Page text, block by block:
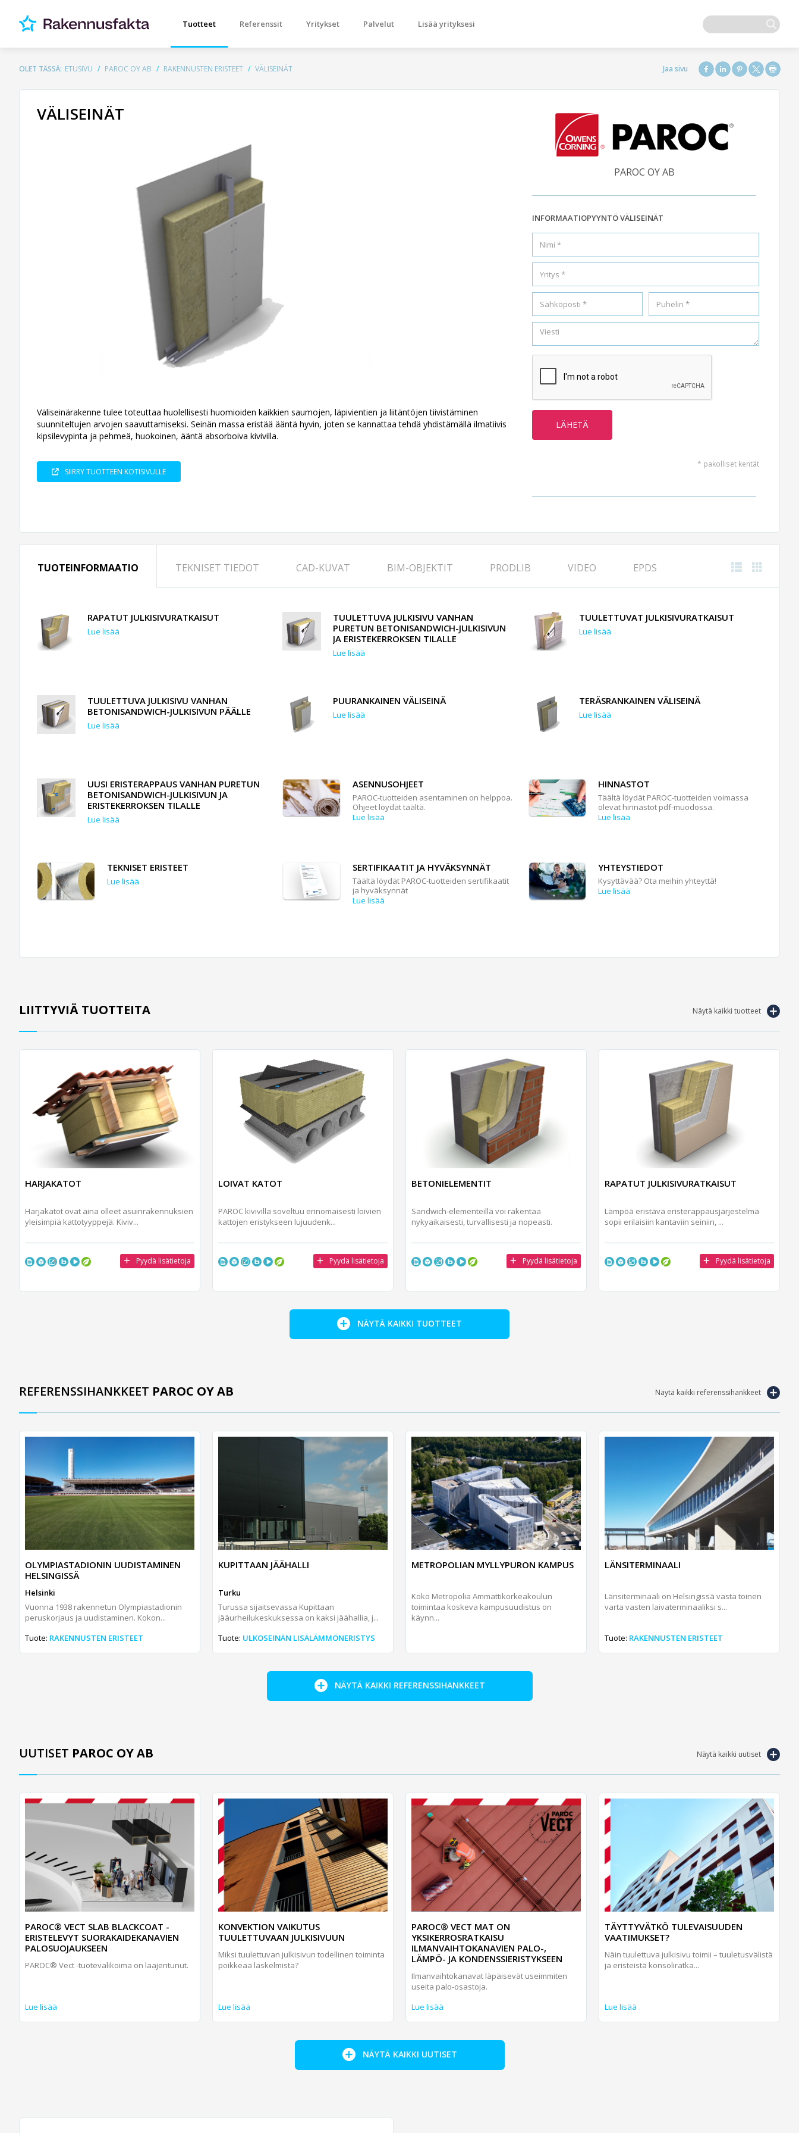
Tuotteet Referenssit Yritykset Palvelut Lisää yrityksesi
OLET TÄSSÄ: ETUSIVU PAROC OY AB RAKENNUSTEN ERISTEET VÄLISEINÄT
VÄLISEINÄT
Väliseinärakenne tulee toteuttaa huolellisesti huomioiden kaikkien saumojen, läpivientien ja liitäntöjen tiivistäminen
suunniteltujen arvojen saavuttamiseksi. Seinän massa eristää ääntä hyvin, joten se kannattaa tehdä yhdistämällä ilmatiivis
kipsilevypinta ja pehmeä, huokoinen, ääntä absorboiva kivivilla.
SIIRRY TUOTTEEN KOTISIVULLE
PAROC OY AB
INFORMAATIOPYYNTÖ VÄLISEINÄT
* pakolliset kentät
TUOTEINFORMAATIO TEKNISET TIEDOT CAD-KUVAT BIM-OBJEKTIT PRODLIB VIDEO EPDS
RAPATUT JULKISIVURATKAISUT
Lue lisää
TUULETTUVA JULKISIVU VANHAN
PURETUN BETONISANDWICH-JULKISIVUN
JA ERISTEKERROKSEN TILALLE
Lue lisää
TUULETTUVAT JULKISIVURATKAISUT
Lue lisää
TUULETTUVA JULKISIVU VANHAN
BETONISANDWICH-JULKISIVUN PÄÄLLE
Lue lisää
PUURANKAINEN VÄLISEINÄ
Lue lisää
TERÄSRANKAINEN VÄLISEINÄ
Lue lisää
UUSI ERISTERAPPAUS VANHAN PURETUN
BETONISANDWICH-JULKISIVUN JA
ERISTEKERROKSEN TILALLE
Lue lisää
ASENNUSOHJEET
PAROC-tuotteiden asentaminen on helppoa.
Ohjeet löydät täältä.
Lue lisää
HINNASTOT
Täältä löydät PAROC-tuotteiden voimassa
olevat hinnastot pdf-muodossa.
Lue lisää
TEKNISET ERISTEET
Lue lisää
SERTIFIKAATIT JA HYVÄKSYNNÄT
Täältä löydät PAROC-tuotteiden sertifikaatit
ja hyväksynnät
Lue lisää
YHTEYSTIEDOT
Kysyttävää? Ota meihin yhteyttä!
Lue lisää
Näytä kaikki tuotteet
LIITTYVIÄ TUOTTEITA
HARJAKATOT
Harjakatot ovat aina olleet asuinrakennuksien
yleisimpiä kattotyyppejä. Kiviv...
Pyydä lisätietoja
LOIVAT KATOT
PAROC kivivilla soveltuu erinomaisesti loivien
kattojen eristykseen lujuudenk...
Pyydä lisätietoja
BETONIELEMENTIT
Sandwich-elementeillä voi rakentaa
nykyaikaisesti, turvallisesti ja nopeasti.
Pyydä lisätietoja
RAPATUT JULKISIVURATKAISUT
Lämpöä eristävä eristerappausjärjestelmä
sopii erilaisiin kantaviin seiniin, ...
Pyydä lisätietoja
NÄYTÄ KAIKKI TUOTTEET
Näytä kaikki referenssihankkeet
REFERENSSIHANKKEET PAROC OY AB
OLYMPIASTADIONIN UUDISTAMINEN
HELSINGISSÄ
Helsinki
Vuonna 1938 rakennetun Olympiastadionin
peruskorjaus ja uudistaminen. Kokon...
Tuote: RAKENNUSTEN ERISTEET
KUPITTAAN JÄÄHALLI
Turku
Turussa sijaitsevassa Kupittaan
jääurheilukeskuksessa on kaksi jäähallia, j...
Tuote: ULKOSEINÄN LISÄLÄMMÖNERISTYS
METROPOLIAN MYLLYPURON KAMPUS
Koko Metropolia Ammattikorkeakoulun
toimintaa koskeva kampusuudistus on
käynn...
LÄNSITERMINAALI
Länsiterminaali on Helsingissä vasta toinen
varta vasten laivaterminaaliksi s...
Tuote: RAKENNUSTEN ERISTEET
NÄYTÄ KAIKKI REFERENSSIHANKKEET
Näytä kaikki uutiset
UUTISET PAROC OY AB
PAROC® VECT SLAB BLACKCOAT -
ERISTELEVYT SUORAKAIDEKANAVIEN
PALOSUOJAUKSEEN
PAROC® Vect -tuotevalikoima on laajentunut.
Lue lisää
KONVEKTION VAIKUTUS
TUULETTUVAAN JULKISIVUUN
Miksi tuulettuvan julkisivun todellinen toiminta
poikkeaa laskelmista?
Lue lisää
PAROC® VECT MAT ON
YKSIKERROSRATKAISU
ILMANVAIHTOKANAVIEN PALO-,
LÄMPÖ- JA KONDENSSIERISTYKSEEN
Ilmanvaihtokanavat läpäisevät useimmiten
useita palo-osastoja.
Lue lisää
TÄYTTYVÄTKÖ TULEVAISUUDEN
VAATIMUKSET?
Näin tuulettuva julkisivu toimii – tuuletusvälistä
ja eristeistä konsoliratka...
Lue lisää
NÄYTÄ KAIKKI UUTISET